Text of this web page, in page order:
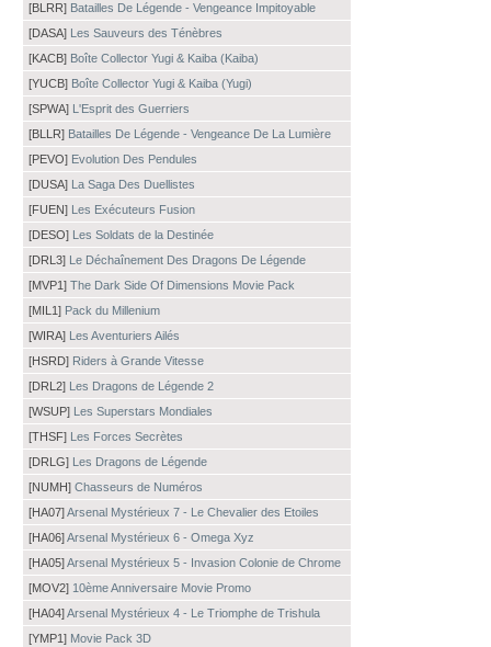
[BLRR] Batailles De Légende - Vengeance Impitoyable
[DASA] Les Sauveurs des Ténèbres
[KACB] Boîte Collector Yugi & Kaiba (Kaiba)
[YUCB] Boîte Collector Yugi & Kaiba (Yugi)
[SPWA] L'Esprit des Guerriers
[BLLR] Batailles De Légende - Vengeance De La Lumière
[PEVO] Evolution Des Pendules
[DUSA] La Saga Des Duellistes
[FUEN] Les Exécuteurs Fusion
[DESO] Les Soldats de la Destinée
[DRL3] Le Déchaînement Des Dragons De Légende
[MVP1] The Dark Side Of Dimensions Movie Pack
[MIL1] Pack du Millenium
[WIRA] Les Aventuriers Ailés
[HSRD] Riders à Grande Vitesse
[DRL2] Les Dragons de Légende 2
[WSUP] Les Superstars Mondiales
[THSF] Les Forces Secrètes
[DRLG] Les Dragons de Légende
[NUMH] Chasseurs de Numéros
[HA07]Arsenal Mystérieux 7 - Le Chevalier des Etoiles
[HA06]Arsenal Mystérieux 6 - Omega Xyz
[HA05]Arsenal Mystérieux 5 - Invasion Colonie de Chrome
[MOV2] 10ème Anniversaire Movie Promo
[HA04]Arsenal Mystérieux 4 - Le Triomphe de Trishula
[YMP1] Movie Pack 3D